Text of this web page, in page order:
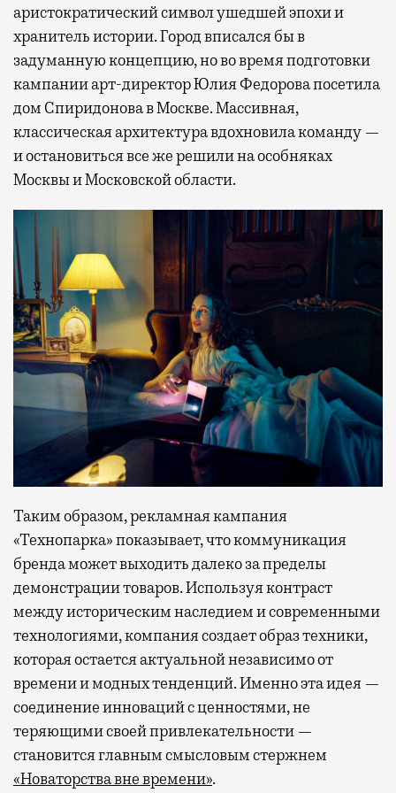
аристократический символ ушедшей эпохи и
хранитель истории. Город вписался бы в
задуманную концепцию, но во время подготовки
кампании арт-директор Юлия Федорова посетила
дом Спиридонова в Москве. Массивная,
классическая архитектура вдохновила команду —
и остановиться все же решили на особняках
Москвы и Московской области.
Таким образом, рекламная кампания
«Технопарка» показывает, что коммуникация
бренда может выходить далеко за пределы
демонстрации товаров. Используя контраст
между историческим наследием и современными
технологиями, компания создает образ техники,
которая остается актуальной независимо от
времени и модных тенденций. Именно эта идея —
соединение инноваций с ценностями, не
теряющими своей привлекательности —
становится главным смысловым стержнем
«Новаторства вне времени».